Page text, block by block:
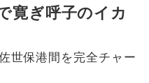
寛ぎ呼子のイカ
世保港間を完全チャー
乗務し、車内での観光案内